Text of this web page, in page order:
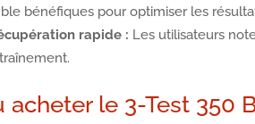
bénéfiques pour optimiser les
rapide : Les utilisateurs
acheter le 3-Test 350